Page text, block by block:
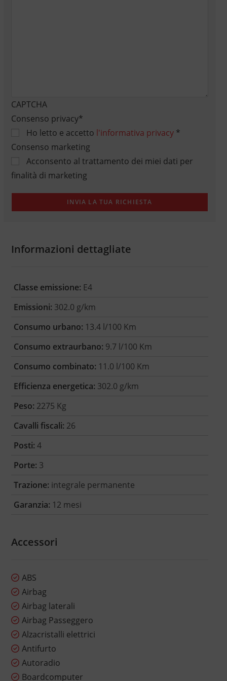
CAPTCHA
Consenso privacy*
Ho letto e accetto l'informativa privacy*
Consenso marketing
Acconsento al trattamento dei miei dati per
finalità di marketing
Informazioni dettagliate
Classe emissione: E4
Emissioni: 302.0 g/km
Consumo urbano: 13.4 l/100 Km
Consumo extraurbano: 9.7 l/100 Km
Consumo combinato: 11.0 l/100 Km
Efficienza energetica: 302.0 g/km
Peso: 2275 Kg
Cavalli fiscali: 26
Posti: 4
Porte: 3
Trazione: integrale permanente
Garanzia: 12 mesi
Accessori
ABS
Airbag
Airbag laterali
Airbag Passeggero
Alzacristalli elettrici
Antifurto
Autoradio
Boardcomputer